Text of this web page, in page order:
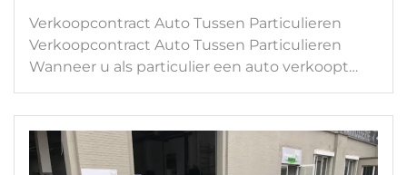
Verkoopcontract Auto Tussen Particulieren
Verkoopcontract Auto Tussen Particulieren
Wanneer u als particulier een auto verkoopt…